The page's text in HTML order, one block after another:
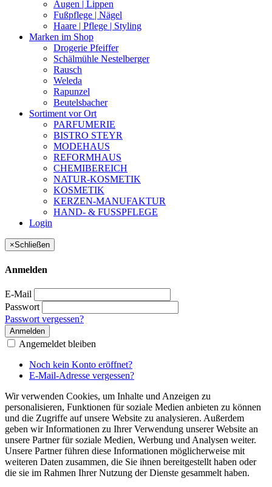
Augen | Lippen
Fußpflege | Nägel
Haare | Pflege | Styling
Marken im Shop
Drogerie Pfeiffer
Schälmühle Nestelberger
Rausch
Weleda
Rapunzel
Beutelsbacher
Sortiment vor Ort
PARFUMERIE
BISTRO STEYR
MODEHAUS
REFORMHAUS
CHEMIBEREICH
NATUR-KOSMETIK
KOSMETIK
KERZEN-MANUFAKTUR
HAND- & FUSSPFLEGE
Login
×Schließen
Anmelden
E-Mail
Passwort
Passwort vergessen?
Anmelden
Angemeldet bleiben
Noch kein Konto eröffnet?
E-Mail-Adresse vergessen?
Wir verwenden Cookies, um Inhalte und Anzeigen zu
personalisieren, Funktionen für soziale Medien anbieten zu können
und die Zugriffe auf unsere Website zu analysieren. Außerdem
geben wir Informationen zu Ihrer Verwendung unserer Website an
unsere Partner für soziale Medien, Werbung und Analysen weiter.
Unsere Partner führen diese Informationen möglicherweise mit
weiteren Daten zusammen, die Sie ihnen bereitgestellt haben oder
die sie im Rahmen Ihrer Nutzung der Dienste gesammelt haben.